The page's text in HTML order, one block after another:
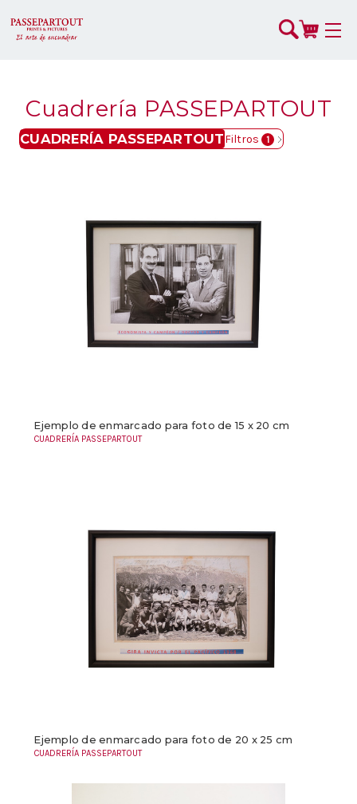
Cuadrería PASSEPARTOUT
CUADRERÍA PASSEPARTOUTFiltros 1
Ejemplo de enmarcado para foto de 15 x 20 cm
CUADRERÍA PASSEPARTOUT
Ejemplo de enmarcado para foto de 20 x 25 cm
CUADRERÍA PASSEPARTOUT